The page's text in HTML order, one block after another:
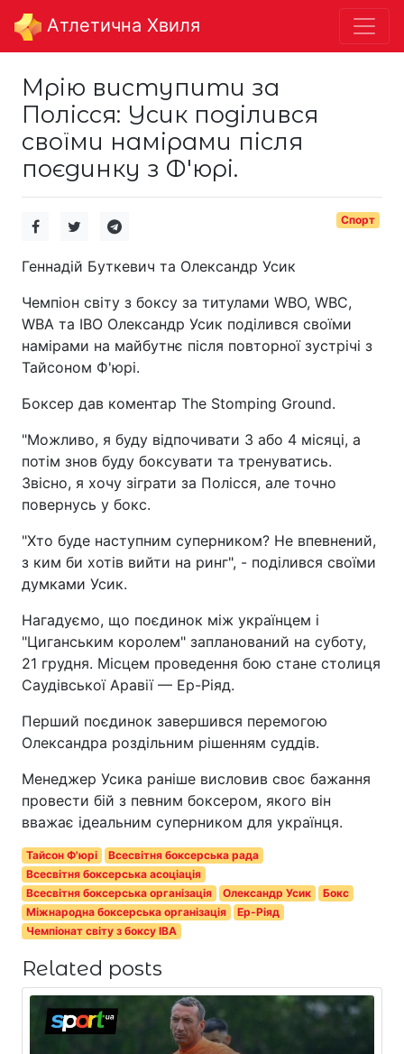
Aтлетична Хвиля
Мрію виступити за
Полісся: Усик поділився
своїми намірами після
поєдинку з Ф'юрі.
Спорт
Геннадій Буткевич та Олександр Усик
Чемпіон світу з боксу за титулами WBO, WBC,
WBA та IBO Олександр Усик поділився своїми
намірами на майбутнє після повторної зустрічі з
Тайсоном Ф'юрі.
Боксер дав коментар The Stomping Ground.
"Можливо, я буду відпочивати 3 або 4 місяці, а
потім знов буду боксувати та тренуватись.
Звісно, я хочу зіграти за Полісся, але точно
повернусь у бокс.
"Хто буде наступним суперником? Не впевнений,
з ким би хотів вийти на ринг", - поділився своїми
думками Усик.
Нагадуємо, що поєдинок між українцем і
"Циганським королем" запланований на суботу,
21 грудня. Місцем проведення бою стане столиця
Саудівської Аравії — Ер-Ріяд.
Перший поєдинок завершився перемогою
Олександра роздільним рішенням суддів.
Менеджер Усика раніше висловив своє бажання
провести бій з певним боксером, якого він
вважає ідеальним суперником для українця.
Тайсон Ф'юрі
Всесвітня боксерська рада
Всесвітня боксерська асоціація
Всесвітня боксерська організація
Олександр Усик
Бокс
Міжнародна боксерська організація
Ер-Ріяд
Чемпіонат світу з боксу IBA
Related posts